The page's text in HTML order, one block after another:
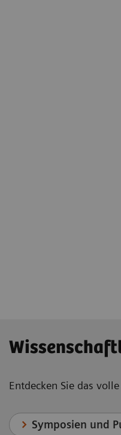
Entdecken Sie das
Symposien und